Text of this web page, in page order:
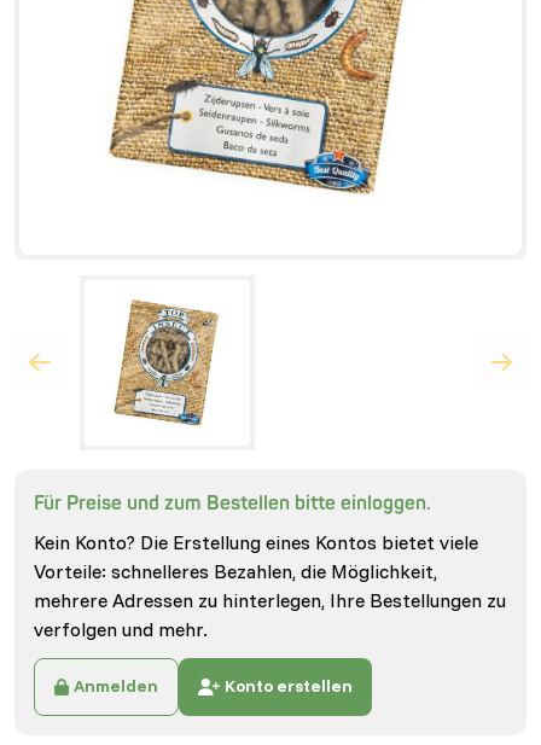
Für Preise und zum Bestellen bitte einloggen.
Kein Konto? Die Erstellung eines Kontos bietet viele
Vorteile: schnelleres Bezahlen, die Möglichkeit,
mehrere Adressen zu hinterlegen, Ihre Bestellungen zu
verfolgen und mehr.
Anmelden Konto erstellen